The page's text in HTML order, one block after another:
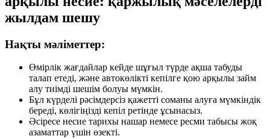
жылдам шешу
Нақты мәліметтер:
Өмірлік жағдайлар кейде шұғыл түрде ақша табуды
талап етеді, және автокөлікті кепілге қою арқылы займ
алу тиімді шешім болуы мүмкін.
Бұл күрделі рәсімдерсіз қажетті соманы алуға мүмкіндік
береді, көлігіңізді кепіл ретінде ұсынасыз.
Әсіресе несие тарихы нашар немесе ресми табысы жоқ
азаматтар үшін өзекті.